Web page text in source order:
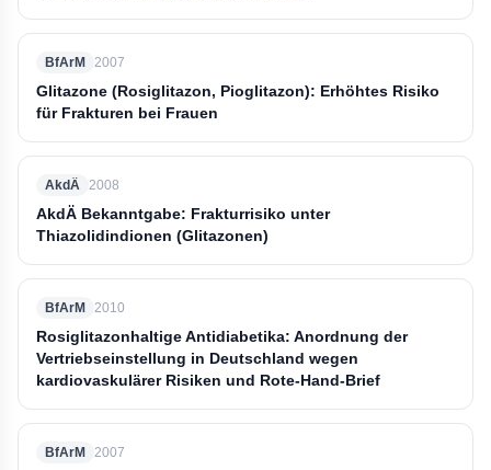
BfArM 2007
Glitazone (Rosiglitazon, Pioglitazon): Erhöhtes Risiko
für Frakturen bei Frauen
AkdÄ 2008
AkdÄ Bekanntgabe: Frakturrisiko unter
Thiazolidindionen (Glitazonen)
BfArM 2010
Rosiglitazonhaltige Antidiabetika: Anordnung der
Vertriebseinstellung in Deutschland wegen
kardiovaskulärer Risiken und Rote-Hand-Brief
BfArM 2007